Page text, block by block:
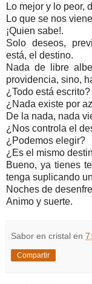
Lo mejor y lo peor,
Lo que se nos
¡Quien sabe!.
Solo deseos,
está, el destino.
Nada de libre
providencia, sino,
¿Todo está escrito?
¿Nada existe por
De la nada, nada
¿Nos controla el
¿Podemos elegir?
¿Es el mismo
Bueno, ya tienes
tenga suplicando
Noches de
Animo y suerte.
Sabor en cristal en
Compartir